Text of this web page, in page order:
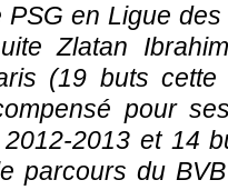
PSG en Ligue
Zlatan
(19 buts cette
pour
2013 et 14
parcours du